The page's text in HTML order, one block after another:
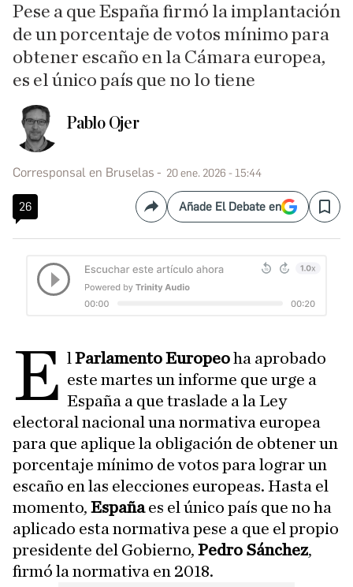
Pese a que España firmó la implantación
de un porcentaje de votos mínimo para
obtener escaño en la Cámara europea,
es el único país que no lo tiene
Pablo Ojer
Corresponsal en Bruselas 20 ene. 2026 - 15:44
26 CompartirAñade El Debate en Save
E lParlamento Europeoha aprobado
este martes un informe que urge a
España a que traslade a la Ley
electoral nacional una normativa europea
para que aplique la obligación de obtener un
porcentaje mínimo de votos para lograr un
escaño en las elecciones europeas. Hasta el
momento, Españaes el único país que no ha
aplicado esta normativa pese a que el propio
presidente del Gobierno, Pedro Sánchez,
firmó la normativa en 2018.